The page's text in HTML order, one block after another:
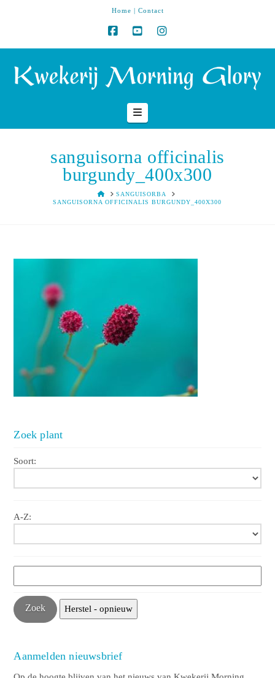
Home | Contact
Navigation
sanguisorna officinalis
burgundy_400x300
HOMESANGUISORBA
SANGUISORNA OFFICINALIS BURGUNDY_400X300
Zoek plant
Soort:
A-Z:
Aanmelden nieuwsbrief